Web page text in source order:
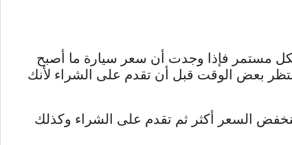
مستمر فإذا وجدت أن سعر سيارة ما أصبح
بعض الوقت قبل أن تقدم على الشراء لأنك
السعر أكثر ثم تقدم على الشراء وكذلك